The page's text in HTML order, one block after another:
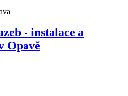
- instalace a
Opavě